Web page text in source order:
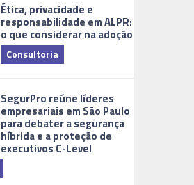
Ética, privacidade e
responsabilidade em ALPR:
o que considerar na adoção
Consultoria
SegurPro reúne líderes
empresariais em São Paulo
para debater a segurança
híbrida e a proteção de
executivos C-Level